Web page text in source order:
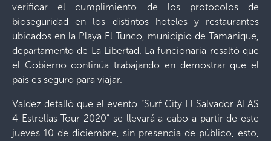
verificar el cumplimiento de los protocolos de
bioseguridad en los distintos hoteles y restaurantes
ubicados en la Playa El Tunco, municipio de Tamanique,
departamento de La Libertad. La funcionaria resaltó que
el Gobierno continúa trabajando en demostrar que el
país es seguro para viajar.
Valdez detalló que el evento “Surf City El Salvador ALAS
4 Estrellas Tour 2020” se llevará a cabo a partir de este
jueves 10 de diciembre, sin presencia de público, esto,